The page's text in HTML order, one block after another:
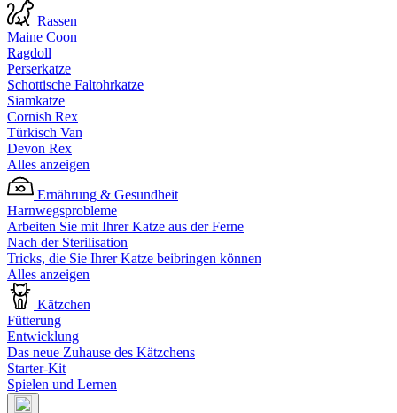
Rassen
Maine Coon
Ragdoll
Perserkatze
Schottische Faltohrkatze
Siamkatze
Cornish Rex
Türkisch Van
Devon Rex
Alles anzeigen
Ernährung & Gesundheit
Harnwegsprobleme
Arbeiten Sie mit Ihrer Katze aus der Ferne
Nach der Sterilisation
Tricks, die Sie Ihrer Katze beibringen können
Alles anzeigen
Kätzchen
Fütterung
Entwicklung
Das neue Zuhause des Kätzchens
Starter-Kit
Spielen und Lernen